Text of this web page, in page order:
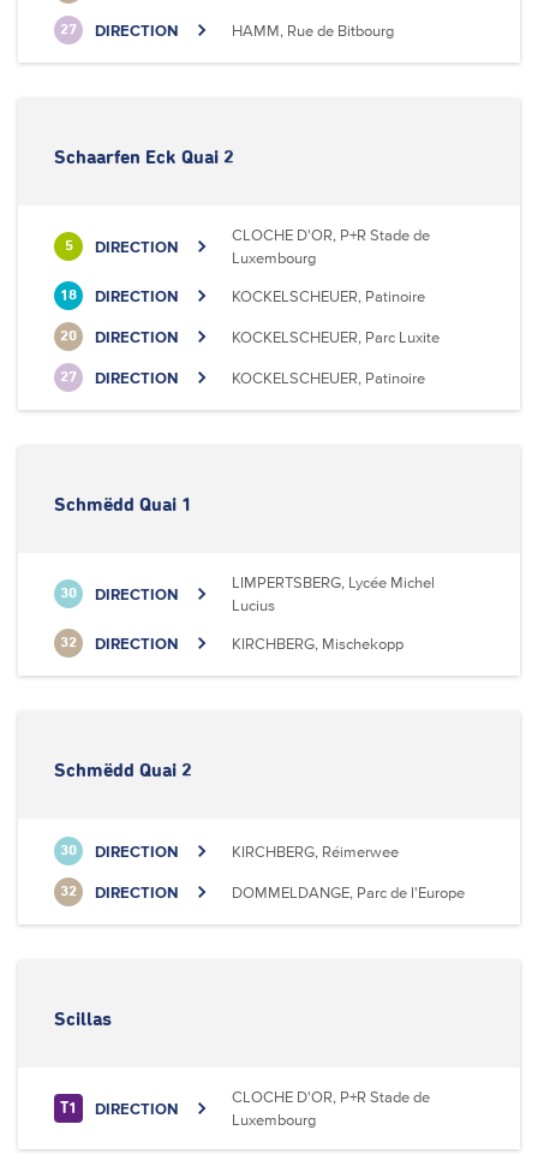
27 DIRECTION HAMM, Rue de Bitbourg
Schaarfen Eck Quai 2
5 DIRECTION
CLOCHE D'OR, P+R Stade de
Luxembourg
18 DIRECTION KOCKELSCHEUER, Patinoire
20 DIRECTION KOCKELSCHEUER, Parc Luxite
27 DIRECTION KOCKELSCHEUER, Patinoire
Schmëdd Quai 1
30 DIRECTION
LIMPERTSBERG, Lycée Michel
Lucius
32 DIRECTION KIRCHBERG, Mischekopp
Schmëdd Quai 2
30 DIRECTION KIRCHBERG, Réimerwee
32 DIRECTION DOMMELDANGE, Parc de l'Europe
Scillas
T1 DIRECTION
CLOCHE D'OR, P+R Stade de
Luxembourg